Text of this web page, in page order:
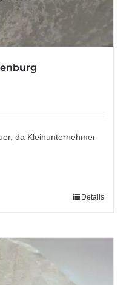
da Kleinunternehmer
Details